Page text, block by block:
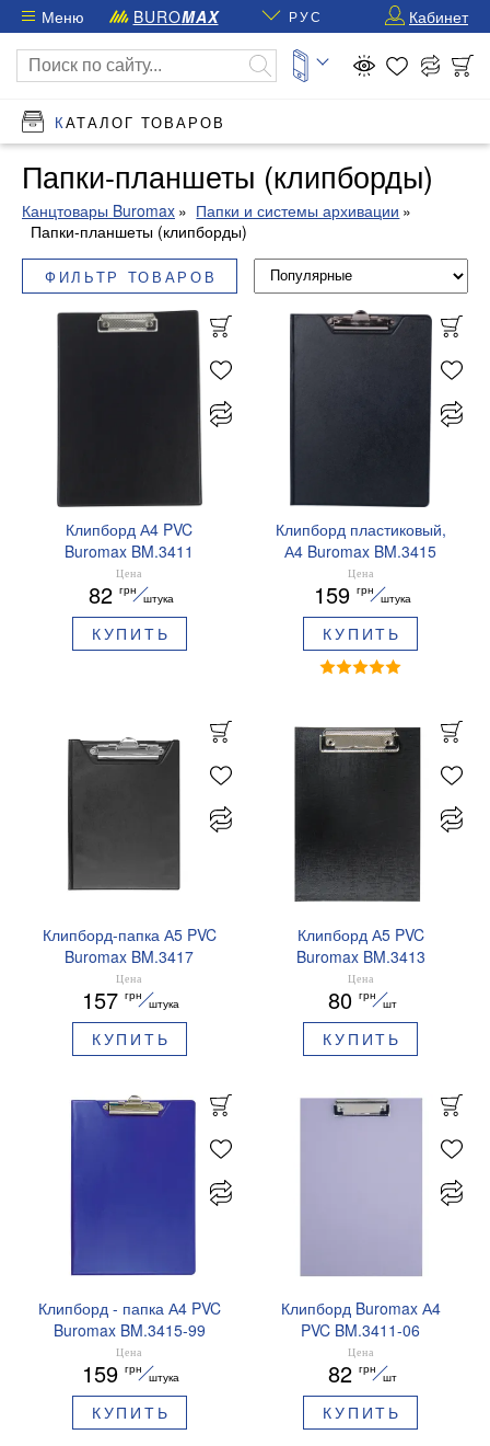
Меню BUROMAX РУС Кабинет
КАТАЛОГ ТОВАРОВ
Папки-планшеты (клипборды)
Канцтовары Buromax
Папки и системы архивации
Папки-планшеты (клипборды)
ФИЛЬТР ТОВАРОВ
Клипборд А4 PVC
Buromax BM.3411
Цена
82 грн
штука
КУПИТЬ
Клипборд пластиковый,
А4 Buromax BM.3415
Цена
159 грн
штука
КУПИТЬ
Клипборд-папка А5 PVC
Buromax BM.3417
Цена
157 грн
штука
КУПИТЬ
Клипборд А5 PVC
Buromax BM.3413
Цена
80 грн
шт
КУПИТЬ
Клипборд - папка А4 PVC
Buromax BM.3415-99
ассорти
Цена
159 грн
штука
КУПИТЬ
Клипборд Buromax А4
PVC BM.3411-06
Цена
82 грн
шт
КУПИТЬ